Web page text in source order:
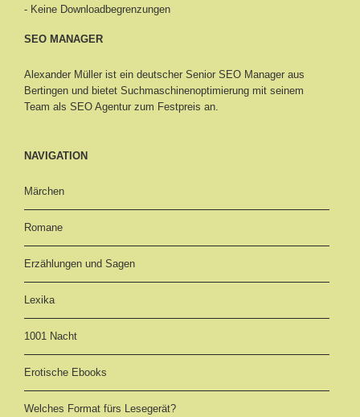
- Keine Downloadbegrenzungen
SEO MANAGER
Alexander Müller ist ein deutscher Senior SEO Manager aus
Bertingen und bietet Suchmaschinenoptimierung mit seinem
Team als SEO Agentur zum Festpreis an.
NAVIGATION
Märchen
Romane
Erzählungen und Sagen
Lexika
1001 Nacht
Erotische Ebooks
Welches Format fürs Lesegerät?